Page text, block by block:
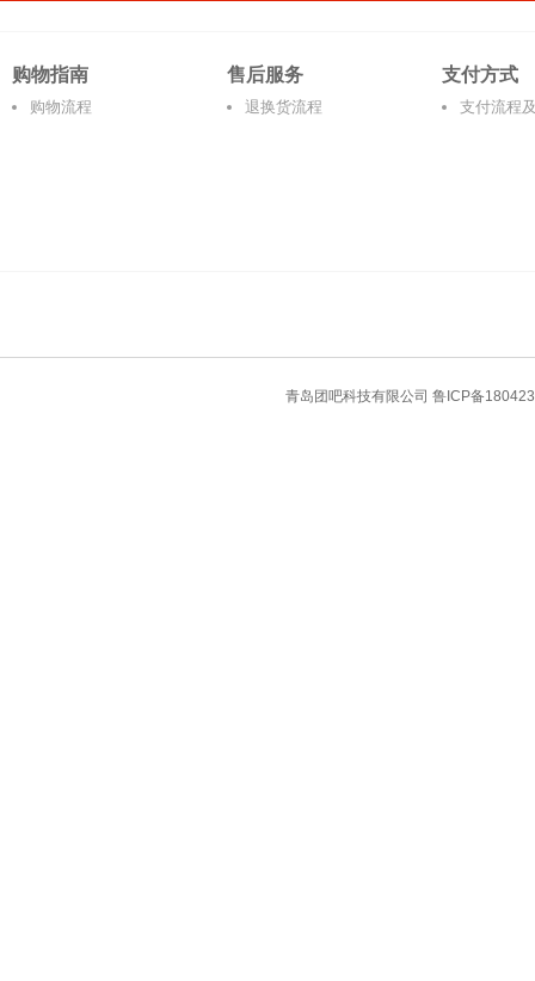
购物指南
购物流程
售后服务
退换货流程
支付方式
支付流程
青岛团吧科技有限公司 鲁ICP备